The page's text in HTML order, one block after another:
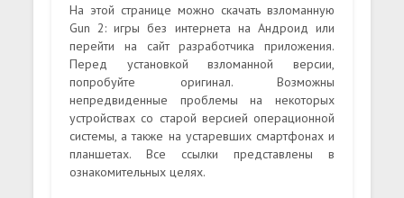
На этой странице можно скачать взломанную
Gun 2: игры без интернета на Андроид или
перейти на сайт разработчика приложения.
Перед установкой взломанной версии,
попробуйте оригинал. Возможны
непредвиденные проблемы на некоторых
устройствах со старой версией операционной
системы, а также на устаревших смартфонах и
планшетах. Все ссылки представлены в
ознакомительных целях.